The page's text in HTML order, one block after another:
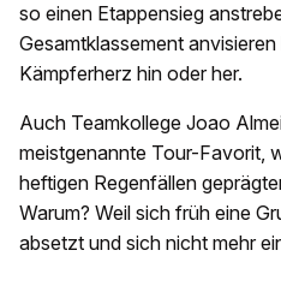
so einen Etappensieg
Gesamtklassement
Kämpferherz hin oder her.
Auch Teamkollege Joao
meistgenannte Tour-Favorit,
heftigen Regenfällen
Warum? Weil sich früh eine
absetzt und sich nicht mehr